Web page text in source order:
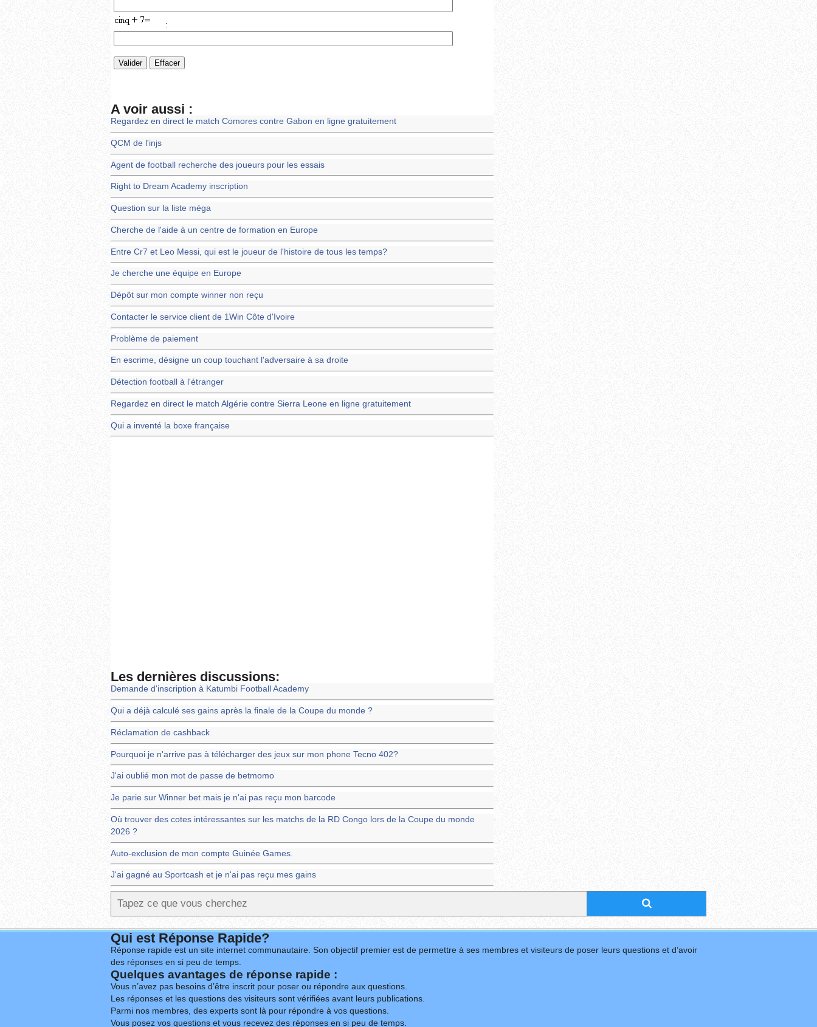
:
A voir aussi :
Regardez en direct le match Comores contre Gabon en ligne gratuitement
QCM de l'injs
Agent de football recherche des joueurs pour les essais
Right to Dream Academy inscription
Question sur la liste méga
Cherche de l'aide à un centre de formation en Europe
Entre Cr7 et Leo Messi, qui est le joueur de l'histoire de tous les temps?
Je cherche une équipe en Europe
Dépôt sur mon compte winner non reçu
Contacter le service client de 1Win Côte d'Ivoire
Problème de paiement
En escrime, désigne un coup touchant l'adversaire à sa droite
Détection football à l'étranger
Regardez en direct le match Algérie contre Sierra Leone en ligne gratuitement
Qui a inventé la boxe française
Les dernières discussions:
Demande d'inscription à Katumbi Football Academy
Qui a déjà calculé ses gains après la finale de la Coupe du monde ?
Réclamation de cashback
Pourquoi je n'arrive pas à télécharger des jeux sur mon phone Tecno 402?
J'ai oublié mon mot de passe de betmomo
Je parie sur Winner bet mais je n'ai pas reçu mon barcode
Où trouver des cotes intéressantes sur les matchs de la RD Congo lors de la Coupe du monde
2026 ?
Auto-exclusion de mon compte Guinée Games.
J'ai gagné au Sportcash et je n'ai pas reçu mes gains
Qui est Réponse Rapide?
Réponse rapide est un site internet communautaire. Son objectif premier est de permettre à ses membres et visiteurs de poser leurs questions et d’avoir
des réponses en si peu de temps.
Quelques avantages de réponse rapide :
Vous n’avez pas besoins d’être inscrit pour poser ou répondre aux questions.
Les réponses et les questions des visiteurs sont vérifiées avant leurs publications.
Parmi nos membres, des experts sont là pour répondre à vos questions.
Vous posez vos questions et vous recevez des réponses en si peu de temps.